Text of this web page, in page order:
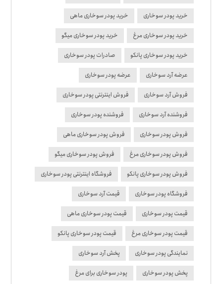
خرید پودر سوخاری خرید پودر سوخاری ماهی
خرید پودر سوخاری مرغ خرید پودر سوخاری میگو
خرید پودر سوخاری پانکو صادرات پودر سوخاری
عرضه آرد سوخاری عرضه پودر سوخاری
فروش آرد سوخاری فروش اینترنتی پودر سوخاری
فروشنده آرد سوخاری فروشنده پودر سوخاری
فروش پودر سوخاری فروش پودر سوخاری ماهی
فروش پودر سوخاری مرغ فروش پودر سوخاری میگو
فروش پودر سوخاری پانکو فروشگاه اینترنتی پودر سوخاری
فروشگاه پودر سوخاری قیمت آرد سوخاری
قیمت پودر سوخاری قیمت پودر سوخاری ماهی
قیمت پودر سوخاری مرغ قیمت پودر سوخاری پانکو
نمایندگی پودر سوخاری پخش آرد سوخاری
پخش پودر سوخاری پودر سوخاری برای مرغ